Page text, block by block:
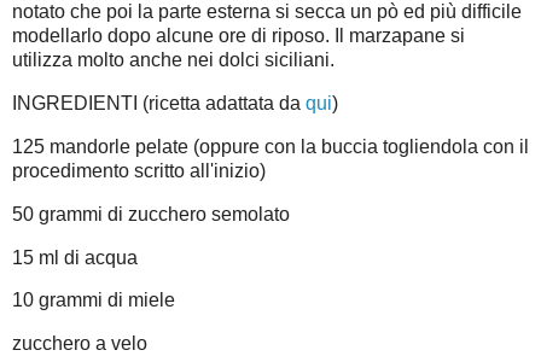
notato che poi la parte esterna si secca un pò ed più difficile
modellarlo dopo alcune ore di riposo. Il marzapane si
utilizza molto anche nei dolci siciliani.
INGREDIENTI (ricetta adattata da qui)
125 mandorle pelate (oppure con la buccia togliendola con il
procedimento scritto all'inizio)
50 grammi di zucchero semolato
15 ml di acqua
10 grammi di miele
zucchero a velo